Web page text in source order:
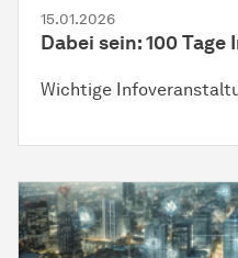
15.01.2026
Dabei sein: 100
Wichtige